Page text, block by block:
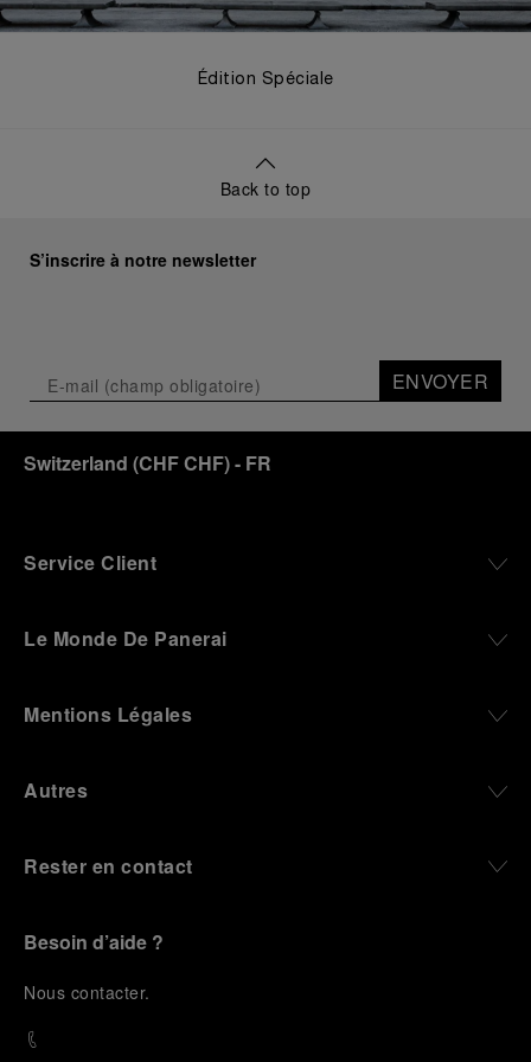
Édition Spéciale
Back to top
S’inscrire à notre newsletter
ENVOYER
Switzerland (CHF CHF)- FR
Service Client
Le Monde De Panerai
Mentions Légales
Autres
Rester en contact
Besoin d’aide ?
Nous contacter.